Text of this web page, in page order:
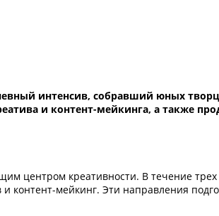
интенсив, собравший юных
и контент-мейкинга, а также
центром креативности. В течение
контент-мейкинг. Эти направления